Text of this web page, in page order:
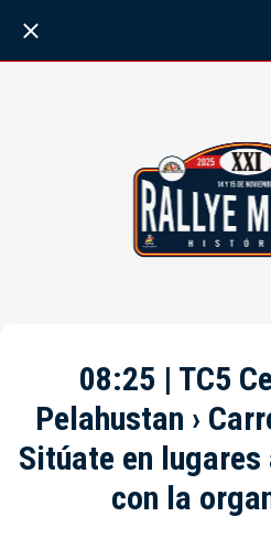
08:25 | TC5
Pelahustan ›
Sitúate en
con la